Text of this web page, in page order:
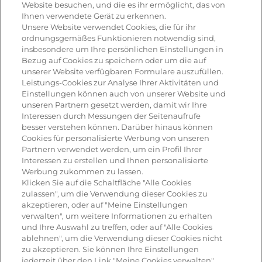
Rezepte
Antipasti
Pizza
Pasta & aufläufe
Salat
Risotto
Dessert
Tiramisu
Vegetarisch
Produkte
Website besuchen, und die es ihr ermöglicht, das von
Ihnen verwendete Gerät zu erkennen.
Unsere Website verwendet Cookies, die für ihr
ordnungsgemäßes Funktionieren notwendig sind,
insbesondere um Ihre persönlichen Einstellungen in
Bezug auf Cookies zu speichern oder um die auf
unserer Website verfügbaren Formulare auszufüllen.
Leistungs-Cookies zur Analyse Ihrer Aktivitäten und
Einstellungen können auch von unserer Website und
unseren Partnern gesetzt werden, damit wir Ihre
Interessen durch Messungen der Seitenaufrufe
besser verstehen können. Darüber hinaus können
Cookies für personalisierte Werbung von unseren
Partnern verwendet werden, um ein Profil Ihrer
Interessen zu erstellen und Ihnen personalisierte
Werbung zukommen zu lassen.
Klicken Sie auf die Schaltfläche "Alle Cookies
zulassen", um die Verwendung dieser Cookies zu
akzeptieren, oder auf "Meine Einstellungen
verwalten", um weitere Informationen zu erhalten
und Ihre Auswahl zu treffen, oder auf "Alle Cookies
ablehnen", um die Verwendung dieser Cookies nicht
zu akzeptieren. Sie können Ihre Einstellungen